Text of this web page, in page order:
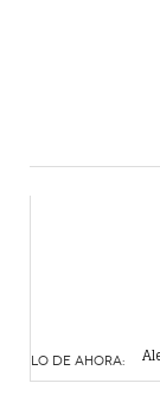
LO DE AHORA: